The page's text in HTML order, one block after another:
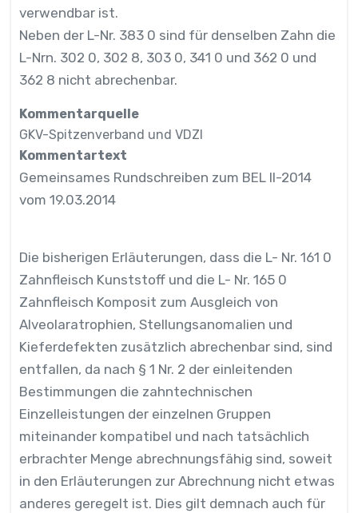
verwendbar ist.
Neben der L-Nr. 383 0 sind für denselben Zahn die
L-Nrn. 302 0, 302 8, 303 0, 341 0 und 362 0 und
362 8 nicht abrechenbar.
Kommentarquelle
GKV-Spitzenverband und VDZI
Kommentartext
Gemeinsames Rundschreiben zum BEL II-2014
vom 19.03.2014
Die bisherigen Erläuterungen, dass die L- Nr. 161 0
Zahnfleisch Kunststoff und die L- Nr. 165 0
Zahnfleisch Komposit zum Ausgleich von
Alveolaratrophien, Stellungsanomalien und
Kieferdefekten zusätzlich abrechenbar sind, sind
entfallen, da nach § 1 Nr. 2 der einleitenden
Bestimmungen die zahntechnischen
Einzelleistungen der einzelnen Gruppen
miteinander kompatibel und nach tatsächlich
erbrachter Menge abrechnungsfähig sind, soweit
in den Erläuterungen zur Abrechnung nicht etwas
anderes geregelt ist. Dies gilt demnach auch für